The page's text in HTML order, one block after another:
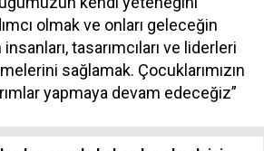
olmak ve onları geleceğin
tasarımcıları ve liderleri
sağlamak. Çocuklarımızın
yapmaya devam edeceğiz”